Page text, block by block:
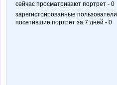
сейчас просматривают портрет - 0
зарегистрированные пользователи
посетившие портрет за 7 дней - 0